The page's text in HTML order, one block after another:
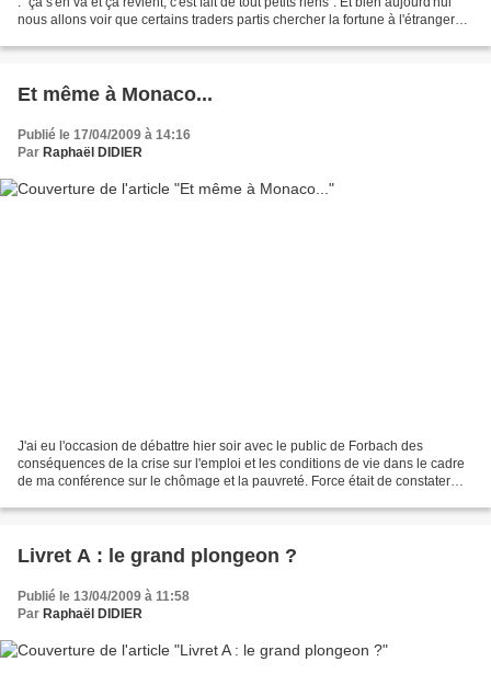
nous allons voir que certains traders partis chercher la fortune à l'étranger
Et même à Monaco...
Publié le 17/04/2009 à 14:16
Par Raphaël DIDIER
J'ai eu l'occasion de débattre hier soir avec le public de Forbach des
conséquences de la crise sur l'emploi et les conditions de vie dans le cadre
de ma conférence sur le chômage et la pauvreté. Force était de constater
Livret A : le grand plongeon ?
Publié le 13/04/2009 à 11:58
Par Raphaël DIDIER